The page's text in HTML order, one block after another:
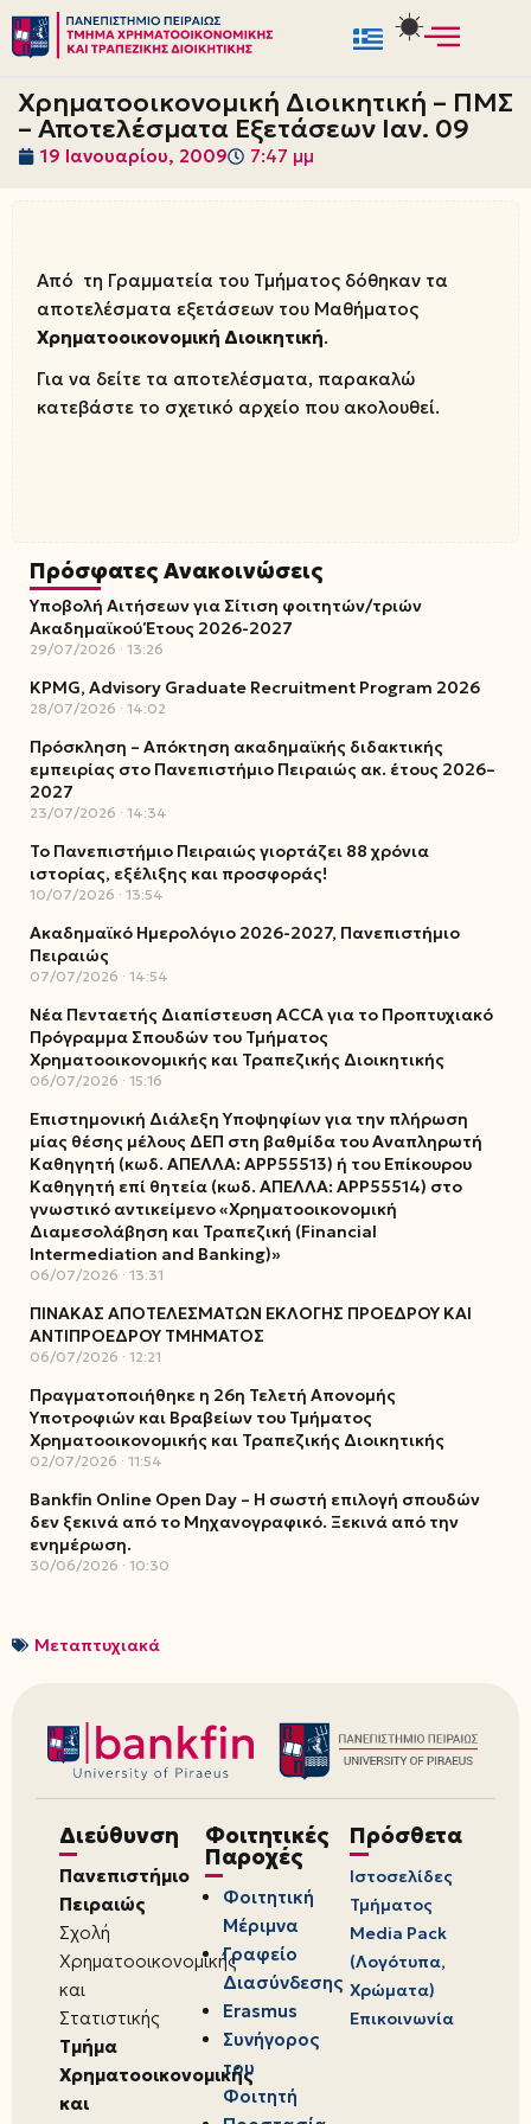
Μεταπηδήστε
στο
περιεχόμενο
Χρηματοοικονομική Διοικητική – ΠΜΣ
– Αποτελέσματα Εξετάσεων Ιαν. 09
19 Ιανουαρίου, 2009 7:47 μμ
Από τη Γραμματεία του Τμήματος δόθηκαν τα
αποτελέσματα εξετάσεων του Μαθήματος
Χρηματοοικονομική Διοικητική.
Για να δείτε τα αποτελέσματα, παρακαλώ
κατεβάστε το σχετικό αρχείο που ακολουθεί.
Πρόσφατες Ανακοινώσεις
Υποβολή Αιτήσεων για Σίτιση φοιτητών/τριών
Ακαδημαϊκού Έτους 2026-2027
29/07/2026 13:26
KPMG, Advisory Graduate Recruitment Program 2026
28/07/2026 14:02
Πρόσκληση – Απόκτηση ακαδημαϊκής διδακτικής
εμπειρίας στο Πανεπιστήμιο Πειραιώς ακ. έτους 2026–
2027
23/07/2026 14:34
Το Πανεπιστήμιο Πειραιώς γιορτάζει 88 χρόνια
ιστορίας, εξέλιξης και προσφοράς!
10/07/2026 13:54
Ακαδημαϊκό Ημερολόγιο 2026-2027, Πανεπιστήμιο
Πειραιώς
07/07/2026 14:54
Νέα Πενταετής Διαπίστευση ACCA για το Προπτυχιακό
Πρόγραμμα Σπουδών του Τμήματος
Χρηματοοικονομικής και Τραπεζικής Διοικητικής
06/07/2026 15:16
Επιστημονική Διάλεξη Υποψηφίων για την πλήρωση
μίας θέσης μέλους ΔΕΠ στη βαθμίδα του Αναπληρωτή
Καθηγητή (κωδ. ΑΠΕΛΛΑ: ΑΡΡ55513) ή του Επίκουρου
Καθηγητή επί θητεία (κωδ. ΑΠΕΛΛΑ: ΑΡΡ55514) στο
γνωστικό αντικείμενο «Χρηματοοικονομική
Διαμεσολάβηση και Τραπεζική (Financial
Intermediation and Banking)»
06/07/2026 13:31
ΠΙΝΑΚΑΣ ΑΠΟΤΕΛΕΣΜΑΤΩΝ ΕΚΛΟΓΗΣ ΠΡΟΕΔΡΟΥ ΚΑΙ
ΑΝΤΙΠΡΟΕΔΡΟΥ ΤΜΗΜΑΤΟΣ
06/07/2026 12:21
Πραγματοποιήθηκε η 26η Τελετή Απονομής
Υποτροφιών και Βραβείων του Τμήματος
Χρηματοοικονομικής και Τραπεζικής Διοικητικής
02/07/2026 11:54
Bankfin Online Open Day – Η σωστή επιλογή σπουδών
δεν ξεκινά από το Μηχανογραφικό. Ξεκινά από την
ενημέρωση.
30/06/2026 10:30
Μεταπτυχιακά
Διεύθυνση
Πανεπιστήμιο
Πειραιώς
Σχολή
Χρηματοοικονομικής
και
Στατιστικής
Τμήμα
Χρηματοοικονομικής
και
Φοιτητικές
Παροχές
Φοιτητική
Μέριμνα
Γραφείο
Διασύνδεσης
Erasmus
Συνήγορος
του
Φοιτητή
Πρόσθετα
Ιστοσελίδες
Τμήματος
Media Pack
(Λογότυπα,
Χρώματα)
Επικοινωνία